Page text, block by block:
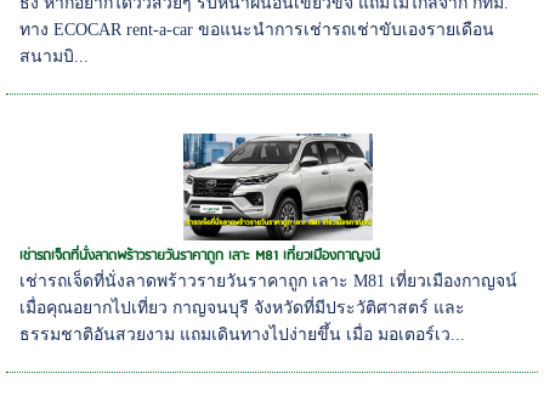
ทาง ECOCAR rent-a-car ขอแนะนำการเช่ารถเช่าขับเองรายเดือน
สนามบิ...
เช่ารถเจ็ดที่นั่งลาดพร้าวรายวันราคาถูก เลาะ M81 เที่ยวเมืองกาญจน์
เช่ารถเจ็ดที่นั่งลาดพร้าวรายวันราคาถูก เลาะ M81 เที่ยวเมืองกาญจน์
เมื่อคุณอยากไปเที่ยว กาญจนบุรี จังหวัดที่มีประวัติศาสตร์ และ
ธรรมชาติอันสวยงาม แถมเดินทางไปง่ายขึ้น เมื่อ มอเตอร์เว...